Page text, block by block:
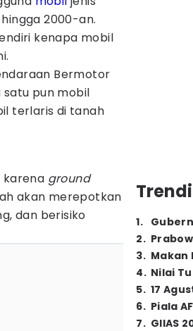
2000-an.
kenapa mobil
Bermotor
satu pun mobil
terlaris di tanah
karena ground
akan merepotkan
dan berisiko
1.
2.
3. Makan
4. Nilai
5. 17
6. Piala
7. GIIAS